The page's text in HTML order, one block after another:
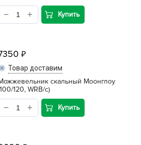
Купить
Товар доставим
скальный Моонглоу
120, WRB/c)
Купить